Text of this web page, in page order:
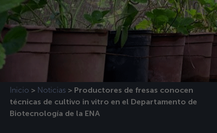
Inicio > Noticias > Productores de fresas conocen
técnicas de cultivo in vitro en el Departamento de
Biotecnología de la ENA